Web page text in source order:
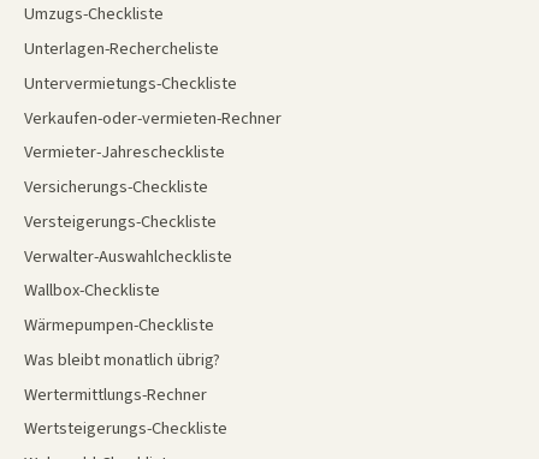
Umzugs-Checkliste
Unterlagen-Rechercheliste
Untervermietungs-Checkliste
Verkaufen-oder-vermieten-Rechner
Vermieter-Jahrescheckliste
Versicherungs-Checkliste
Versteigerungs-Checkliste
Verwalter-Auswahlcheckliste
Wallbox-Checkliste
Wärmepumpen-Checkliste
Was bleibt monatlich übrig?
Wertermittlungs-Rechner
Wertsteigerungs-Checkliste